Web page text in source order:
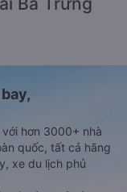
hơn 3000+ nhà
quốc, tất cả hãng
xe du lịch phủ